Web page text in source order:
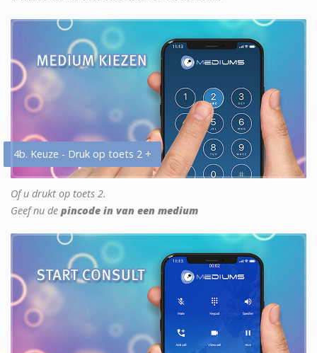
4b. Keuze - Druk op toets 2 +
Of u drukt op toets 2.
Geef nu de pincode in van een medium